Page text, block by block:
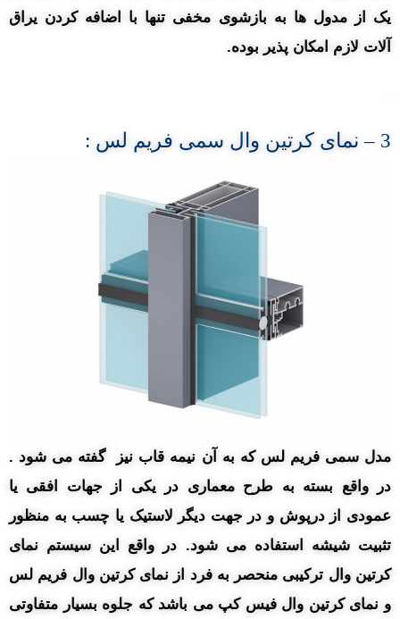
یک از مدول ها به بازشوی مخفی تنها با اضافه کردن یراق
آلات لازم امکان پذیر بوده.
3 – نمای کرتین وال سمی فریم لس :
مدل سمی فریم لس که به آن نیمه قاب نیز گفته می شود .
در واقع بسته به طرح معماری در یکی از جهات افقی یا
عمودی از درپوش و در جهت دیگر لاستیک یا چسب به منظور
تثبیت شیشه استفاده می شود. در واقع این سیستم نمای
کرتین وال ترکیبی منحصر به فرد از نمای کرتین وال فریم لس
و نمای کرتین وال فیس کپ می باشد که جلوه بسیار متفاوتی